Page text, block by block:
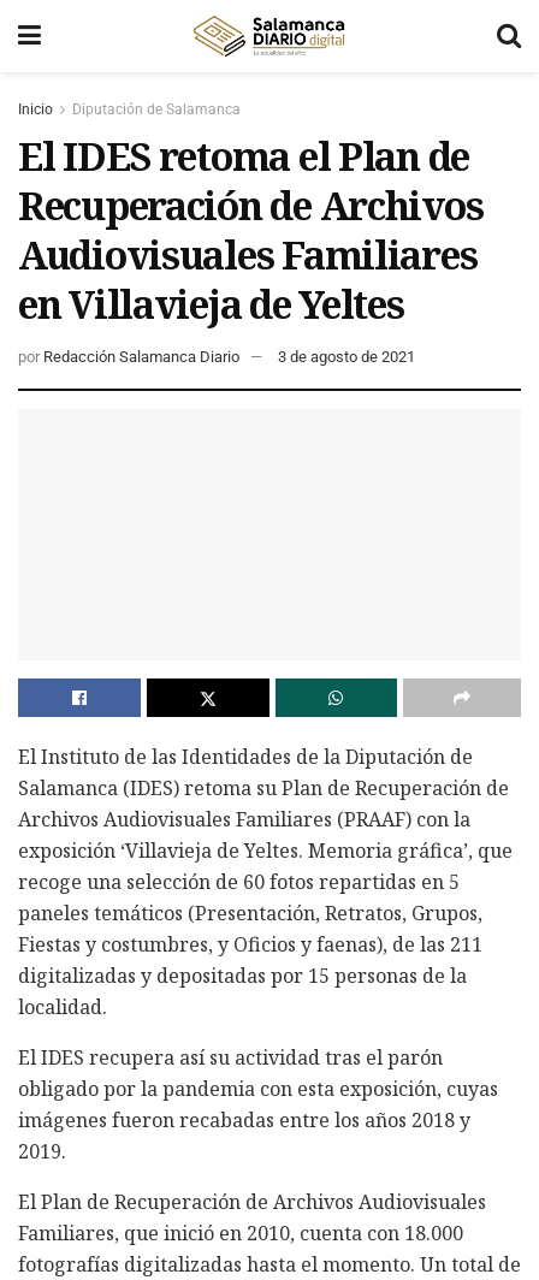
Inicio Diputación de Salamanca
El IDES retoma el Plan de
Recuperación de Archivos
Audiovisuales Familiares
en Villavieja de Yeltes
por Redacción Salamanca Diario 3 de agosto de 2021
El Instituto de las Identidades de la Diputación de
Salamanca (IDES) retoma su Plan de Recuperación de
Archivos Audiovisuales Familiares (PRAAF) con la
exposición ‘Villavieja de Yeltes. Memoria gráfica’, que
recoge una selección de 60 fotos repartidas en 5
paneles temáticos (Presentación, Retratos, Grupos,
Fiestas y costumbres, y Oficios y faenas), de las 211
digitalizadas y depositadas por 15 personas de la
localidad.
El IDES recupera así su actividad tras el parón
obligado por la pandemia con esta exposición, cuyas
imágenes fueron recabadas entre los años 2018 y
2019.
El Plan de Recuperación de Archivos Audiovisuales
Familiares, que inició en 2010, cuenta con 18.000
fotografías digitalizadas hasta el momento. Un total de